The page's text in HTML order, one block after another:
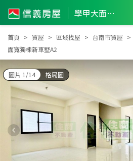
學甲大面寬獨棟新車墅A2
首頁 買屋 區域找屋 台南市買屋
面寬獨棟新車墅A2
圖片 1/14 格局圖